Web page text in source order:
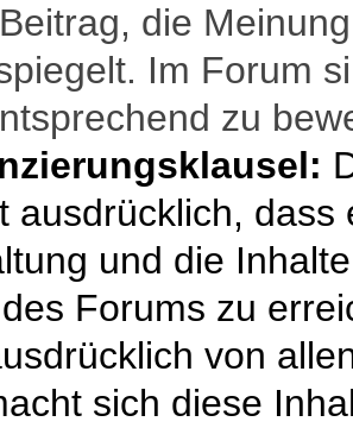
die
Im Forum
zu
ausdrücklich,
und die
Forums zu
von
sich diese